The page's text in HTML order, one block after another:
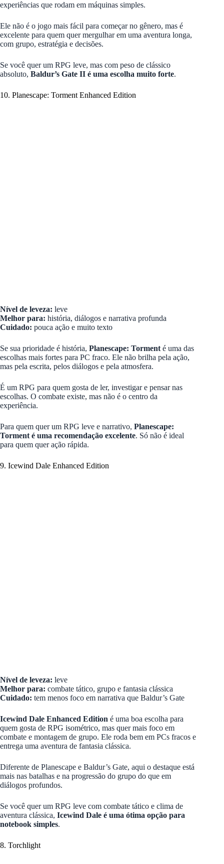
experiências que rodam em máquinas simples.
Ele não é o jogo mais fácil para começar no gênero, mas é
excelente para quem quer mergulhar em uma aventura longa,
com grupo, estratégia e decisões.
Se você quer um RPG leve, mas com peso de clássico
absoluto, Baldur’s Gate II é uma escolha muito forte.
10. Planescape: Torment Enhanced Edition
Nível de leveza: leve
Melhor para: história, diálogos e narrativa profunda
Cuidado: pouca ação e muito texto
Se sua prioridade é história, Planescape: Torment é uma das
escolhas mais fortes para PC fraco. Ele não brilha pela ação,
mas pela escrita, pelos diálogos e pela atmosfera.
É um RPG para quem gosta de ler, investigar e pensar nas
escolhas. O combate existe, mas não é o centro da
experiência.
Para quem quer um RPG leve e narrativo, Planescape:
Torment é uma recomendação excelente. Só não é ideal
para quem quer ação rápida.
9. Icewind Dale Enhanced Edition
Nível de leveza: leve
Melhor para: combate tático, grupo e fantasia clássica
Cuidado: tem menos foco em narrativa que Baldur’s Gate
Icewind Dale Enhanced Edition é uma boa escolha para
quem gosta de RPG isométrico, mas quer mais foco em
combate e montagem de grupo. Ele roda bem em PCs fracos e
entrega uma aventura de fantasia clássica.
Diferente de Planescape e Baldur’s Gate, aqui o destaque está
mais nas batalhas e na progressão do grupo do que em
diálogos profundos.
Se você quer um RPG leve com combate tático e clima de
aventura clássica, Icewind Dale é uma ótima opção para
notebook simples.
8. Torchlight